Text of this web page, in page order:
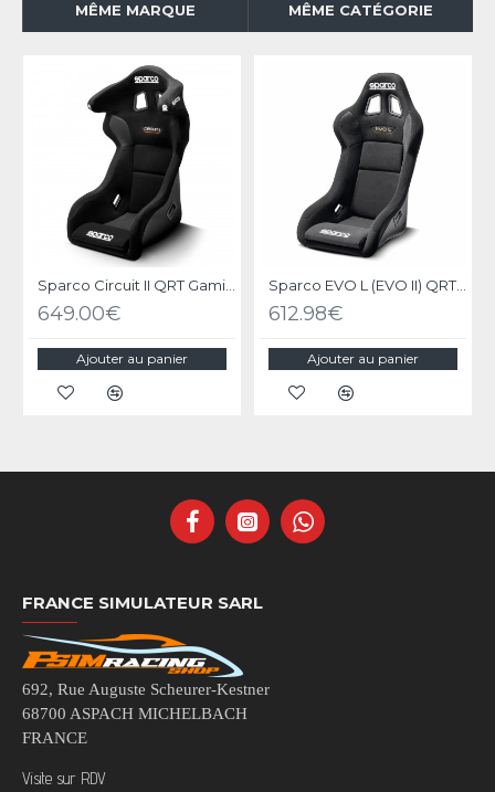
MÊME MARQUE MÊME CATÉGORIE
Sparco Circuit II QRT Gaming Seat
649.00€
Ajouter au panier
Sparco EVO L (EVO II) QRT Gaming Seat
612.98€
Ajouter au panier
FRANCE SIMULATEUR SARL
692, Rue Auguste Scheurer-Kestner
68700 ASPACH MICHELBACH
FRANCE
Visite sur RDV